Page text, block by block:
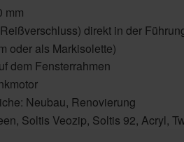
mm
direkt in der
oder als Markisolette)
dem Fensterrahmen
Neubau, Renovierung
Soltis Veozip, Soltis 92, Acryl,